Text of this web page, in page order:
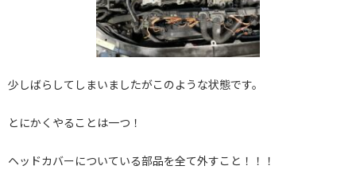
少しばらしてしまいましたがこのような状態です。
とにかくやることは一つ！
ヘッドカバーについている部品を全て外すこと！！！